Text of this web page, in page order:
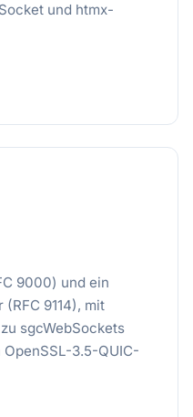
und htmx-
9000) und ein
9114), mit
sgcWebSockets
3.5-QUIC-